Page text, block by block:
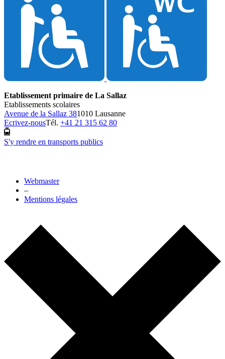
Etablissement primaire de La Sallaz
Etablissements scolaires
Avenue de la Sallaz 381010 Lausanne
Ecrivez-nousTél. +41 21 315 62 80
S'y rendre en transports publics
Webmaster
–
Mentions légales